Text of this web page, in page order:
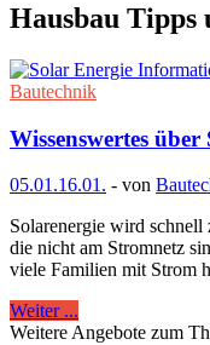
Hausbau
Bautechnik
Wissenswertes über
05.01.16.01. - von
Solarenergie wird
die nicht am Stromnetz
viele Familien mit Strom
Weiter ...
Weitere Angebote zum